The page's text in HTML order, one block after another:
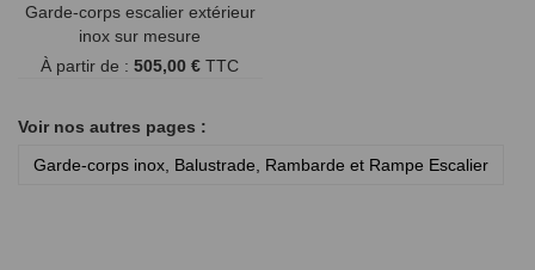
Garde-corps escalier extérieur
inox sur mesure
À partir de :505,00 € TTC
Voir nos autres pages :
Garde-corps inox, Balustrade, Rambarde et Rampe Escalier